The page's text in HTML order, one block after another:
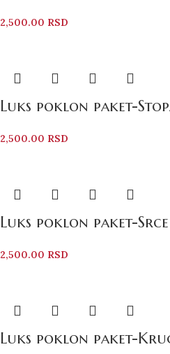
2,500.00 RSD
Luks poklon paket-
2,500.00 RSD
Luks poklon paket-Srce
2,500.00 RSD
Luks poklon paket-